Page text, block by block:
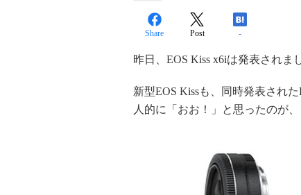
Share Post -
昨日、EOS Kiss x6iは発表されま
新型EOS Kissも、同時発表され
人的に「おお！」と思ったのが、